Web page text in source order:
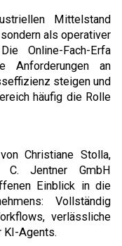
Mittelstand
als operativer
Online-Fach-Erfa
Anforderungen an
steigen und
häufig die Rolle
Christiane Stolla,
C. Jentner GmbH
Einblick in die
Vollständig
verlässliche
KI-Agents.